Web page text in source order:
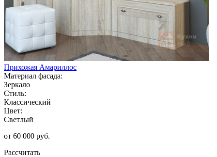
Прихожая Амариллос
Материал фасада:
Зеркало
Стиль:
Классический
Цвет:
Светлый
от 60 000 руб.
Рассчитать